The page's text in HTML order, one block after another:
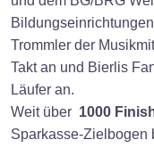
Trommler der
Takt an und Bierlis
Läufer an.
Weit über 1000
Sparkasse-Zielbogen